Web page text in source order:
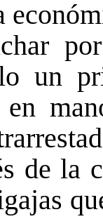
un
en
de la